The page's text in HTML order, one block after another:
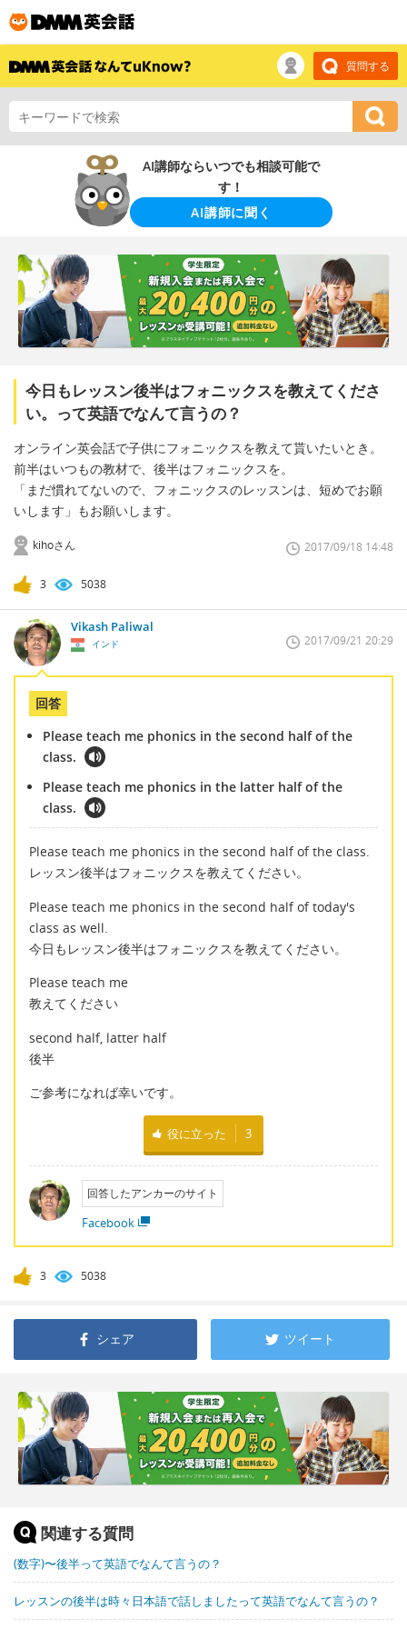
質問する
AI講師ならいつでも相談可能で
す！
AI講師に聞く
今日もレッスン後半はフォニックスを教えてくださ
い。って英語でなんて言うの？
オンライン英会話で子供にフォニックスを教えて貰いたいとき。
前半はいつもの教材で、後半はフォニックスを。
「まだ慣れてないので、フォニックスのレッスンは、短めでお願
いします」もお願いします。
kihoさん 2017/09/18 14:48
3 5038
Vikash Paliwal
インド 2017/09/21 20:29
回答
Please teach me phonics in the second half of the
class.
Please teach me phonics in the latter half of the
class.
Please teach me phonics in the second half of the class.
レッスン後半はフォニックスを教えてください。
Please teach me phonics in the second half of today's
class as well.
今日もレッスン後半はフォニックスを教えてください。
Please teach me
教えてください
second half, latter half
後半
ご参考になれば幸いです。
役に立った 3
回答したアンカーのサイト
Facebook
3 5038
シェア ツイート
関連する質問
(数字)〜後半って英語でなんて言うの？
レッスンの後半は時々日本語で話しましたって英語でなんて言うの？